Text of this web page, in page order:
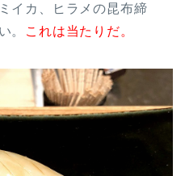
イカ、ヒラメの昆布締
。
これは当たりだ。